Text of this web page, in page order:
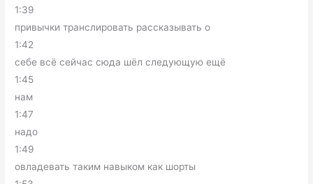
1:39
привычки транслировать рассказывать о
1:42
себе всё сейчас сюда шёл следующую ещё
1:45
нам
1:47
надо
1:49
овладевать таким навыком как шорты